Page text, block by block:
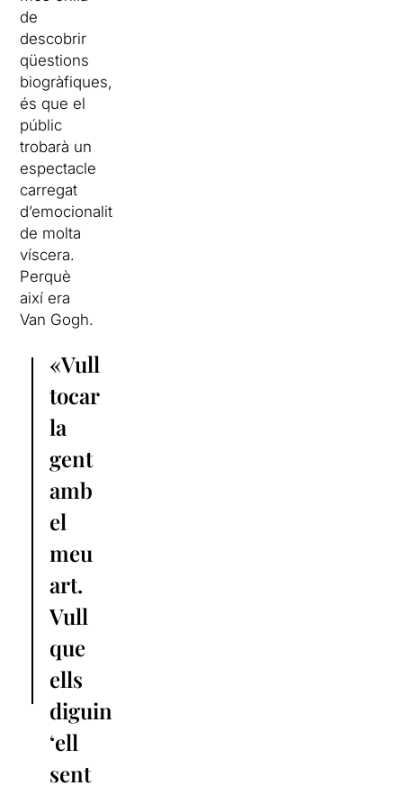
de
descobrir
qüestions
biogràfiques,
és que el
públic
trobarà un
espectacle
carregat
d’emocionalitat,
de molta
víscera.
Perquè
així era
Van Gogh.
«Vull
tocar
la
gent
amb
el
meu
art.
Vull
que
ells
diguin
‘ell
sent